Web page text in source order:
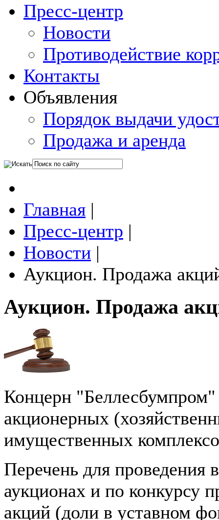
Пресс-центр
Новости
Противодействие
Контакты
Объявления
Порядок выдачи
Продажа и аренда
Главная |
Пресс-центр |
Новости |
Аукцион. Продажа
Аукцион. Продажа
Концерн "Беллесбумпром"
акционерных
имущественных
Перечень для проведения
аукционах и по конкурсу
акций (доли в уставном